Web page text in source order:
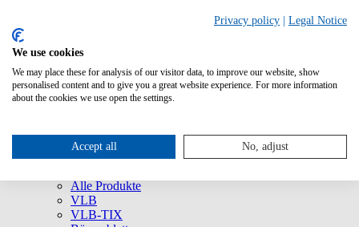
Über uns
Unternehmen
Presse
Service
Alle Produkte
VLB
VLB-TIX
Privacy policy Legal Notice
We use cookies
We may place these for analysis of our visitor data, to improve our website, show
personalised content and to give you a great website experience. For more information
about the cookies we use open the settings.
Accept all No, adjust